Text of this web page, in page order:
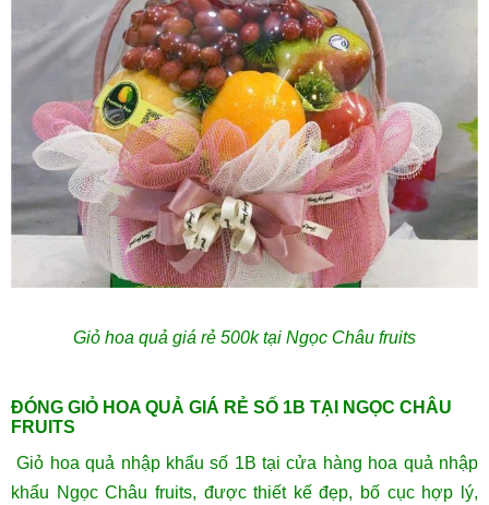
Giỏ hoa quả giá rẻ 500k tại Ngọc Châu fruits
ĐÓNG GIỎ HOA QUẢ GIÁ RẺ SỐ 1B TẠI NGỌC CHÂU
FRUITS
Giỏ hoa quả nhập khẩu số 1B tại cửa hàng hoa quả nhập
khẩu Ngọc Châu fruits, được thiết kế đẹp, bố cục hợp lý,